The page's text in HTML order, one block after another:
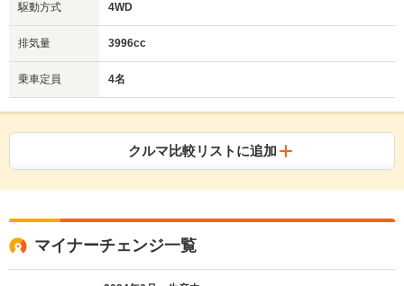
駆動方式 4WD
排気量 3996cc
乗車定員 4名
クルマ比較リストに追加
マイナーチェンジ一覧